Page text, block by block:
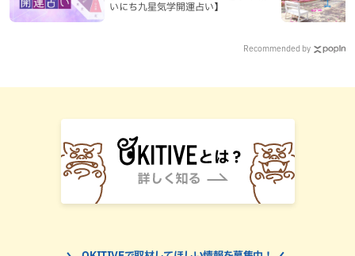
いにち九星気学開運占い】
Recommended by